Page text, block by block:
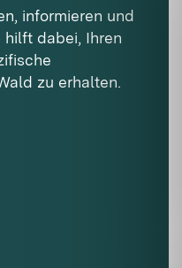
informieren und
hilft dabei, Ihren
zu erhalten.